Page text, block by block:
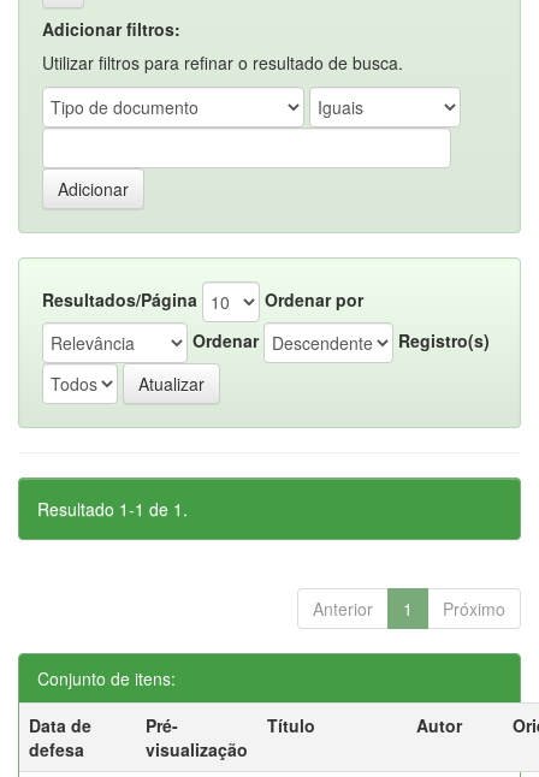
Adicionar filtros:
Utilizar filtros para refinar o resultado de busca.
Resultados/Página
Ordenar por
Ordenar
Registro(s)
Resultado 1-1 de 1.
Anterior 1 Próximo
Conjunto de itens:
Data de
defesa
Pré-
visualização
Título Autor